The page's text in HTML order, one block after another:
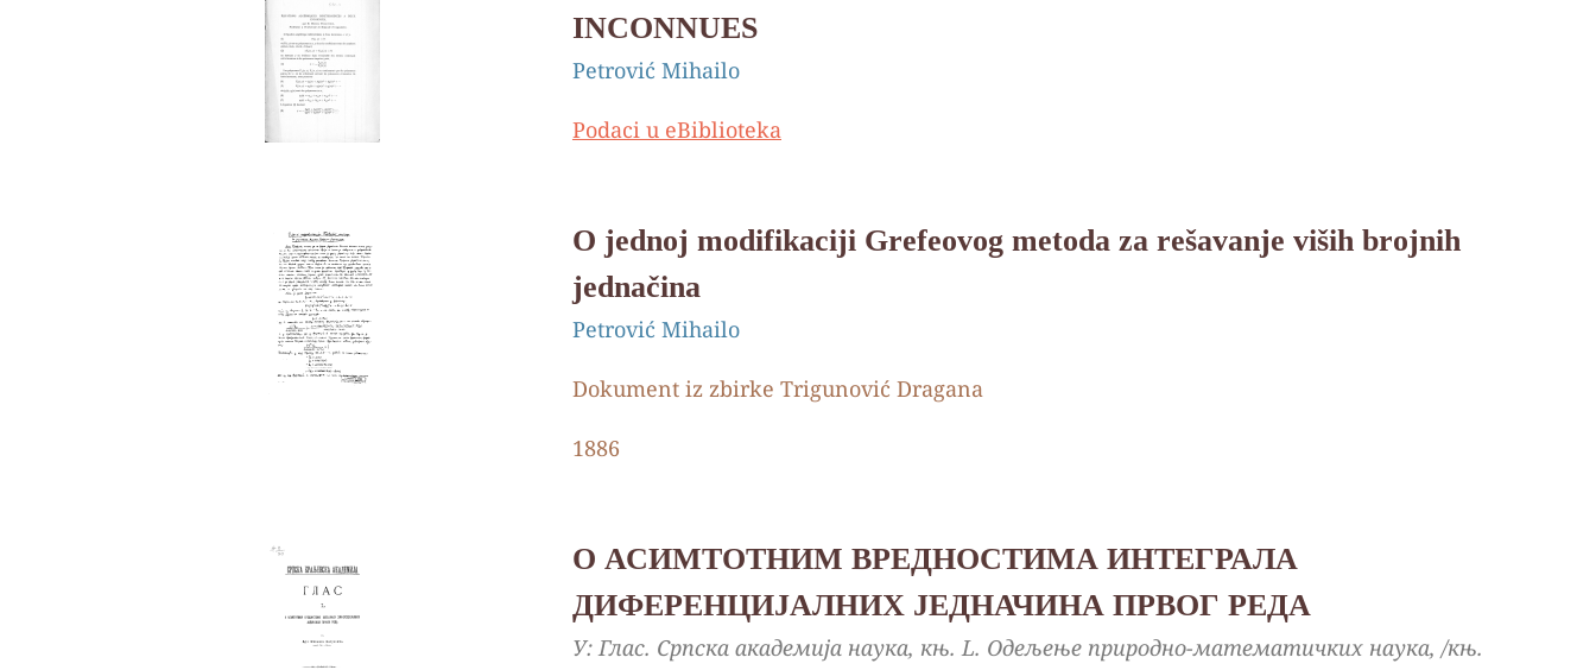
INCONNUES
Petrović Mihailo
Podaci u eBiblioteka
O jednoj modifikaciji Grefeovog metoda za rešavanje viših brojnih
jednačina
Petrović Mihailo
Dokument iz zbirke Trigunović Dragana
1886
О АСИМТОТНИМ ВРЕДНОСТИМА ИНТЕГРАЛА
ДИФЕРЕНЦИЈАЛНИХ ЈЕДНАЧИНА ПРВОГ РЕДА
У: Глас. Српска академија наука, књ. L. Одељење природно-математичких наука, /књ.